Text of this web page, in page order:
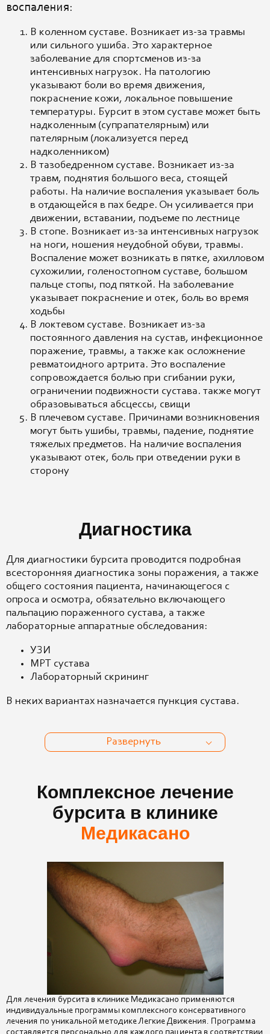
воспаления:
В коленном суставе. Возникает из-за травмы
или сильного ушиба. Это характерное
заболевание для спортсменов из-за
интенсивных нагрузок. На патологию
указывают боли во время движения,
покраснение кожи, локальное повышение
температуры. Бурсит в этом суставе может быть
надколенным (супрапателярным) или
пателярным (локализуется перед
надколенником)
В тазобедренном суставе. Возникает из-за
травм, поднятия большого веса, стоящей
работы. На наличие воспаления указывает боль
в отдающейся в пах бедре. Он усиливается при
движении, вставании, подъеме по лестнице
В стопе. Возникает из-за интенсивных нагрузок
на ноги, ношения неудобной обуви, травмы.
Воспаление может возникать в пятке, ахилловом
сухожилии, голеностопном суставе, большом
пальце стопы, под пяткой. На заболевание
указывает покраснение и отек, боль во время
ходьбы
В локтевом суставе. Возникает из-за
постоянного давления на сустав, инфекционное
поражение, травмы, а также как осложнение
ревматоидного артрита. Это воспаление
сопровождается болью при сгибании руки,
ограничении подвижности сустава. также могут
образовываться абсцессы, свищи
В плечевом суставе. Причинами возникновения
могут быть ушибы, травмы, падение, поднятие
тяжелых предметов. На наличие воспаления
указывают отек, боль при отведении руки в
сторону
Диагностика
Для диагностики бурсита проводится подробная
всесторонняя диагностика зоны поражения, а также
общего состояния пациента, начинающегося с
опроса и осмотра, обязательно включающего
пальпацию пораженного сустава, а также
лабораторные аппаратные обследования:
УЗИ
МРТ сустава
Лабораторный скрининг
В неких вариантах назначается пункция сустава.
Развернуть
Комплексное лечение
бурсита в клинике
Медикасано
Для лечения бурсита в клинике Медикасано применяются
индивидуальные программы комплексного консервативного
лечения по уникальной методике Легкие Движения. Программа